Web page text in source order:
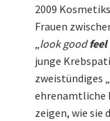
2009
Frauen
„look good
junge
zweistündiges
ehrenamtliche
zeigen, wie sie